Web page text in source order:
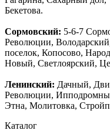
Бекетова.
Сормовский: 5-6-7
Революции,
поселок, Копосово,
Новый, Светлоярский,
Ленинский: Дачный,
Революции,
Этна, Молитовка,
Каталог